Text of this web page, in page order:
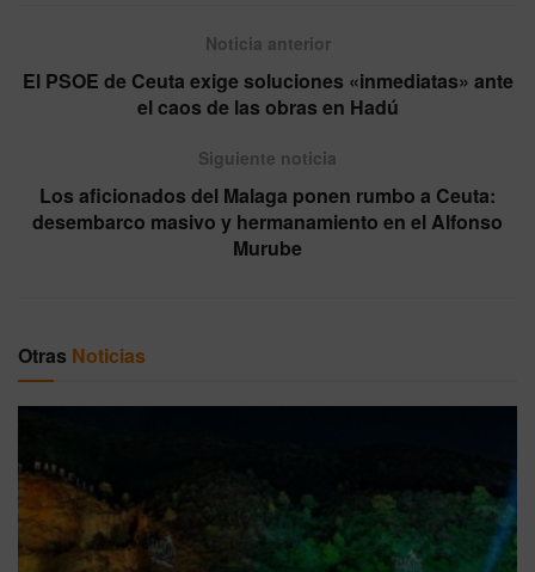
Noticia anterior
El PSOE de Ceuta exige soluciones «inmediatas» ante
el caos de las obras en Hadú
Siguiente noticia
Los aficionados del Malaga ponen rumbo a Ceuta:
desembarco masivo y hermanamiento en el Alfonso
Murube
Otras Noticias